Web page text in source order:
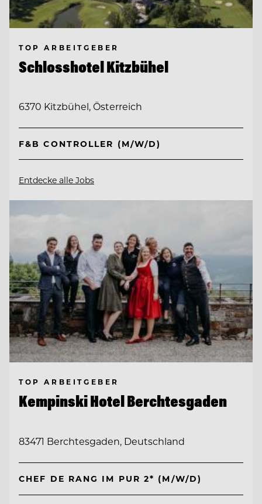
TOP ARBEITGEBER
Schlosshotel Kitzbühel
6370 Kitzbühel, Österreich
F&B CONTROLLER (M/W/D)
Entdecke alle Jobs
TOP ARBEITGEBER
Kempinski Hotel Berchtesgaden
83471 Berchtesgaden, Deutschland
CHEF DE RANG IM PUR 2* (M/W/D)